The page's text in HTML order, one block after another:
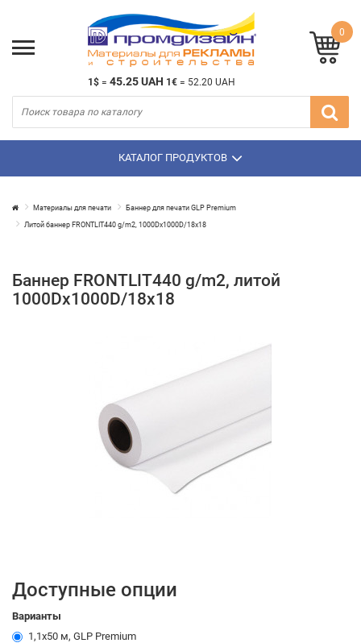
1$ = 45.25 UAH 1€ = 52.20 UAH
0
КАТАЛОГ ПРОДУКТОВ
Материалы для печати Баннер для печати GLP Premium
Литой баннер FRONTLIT440 g/m2, 1000Dх1000D/18х18
Баннер FRONTLIT440 g/m2, литой
1000Dх1000D/18х18
Доступные опции
Варианты
1,1х50 м, GLP Premium